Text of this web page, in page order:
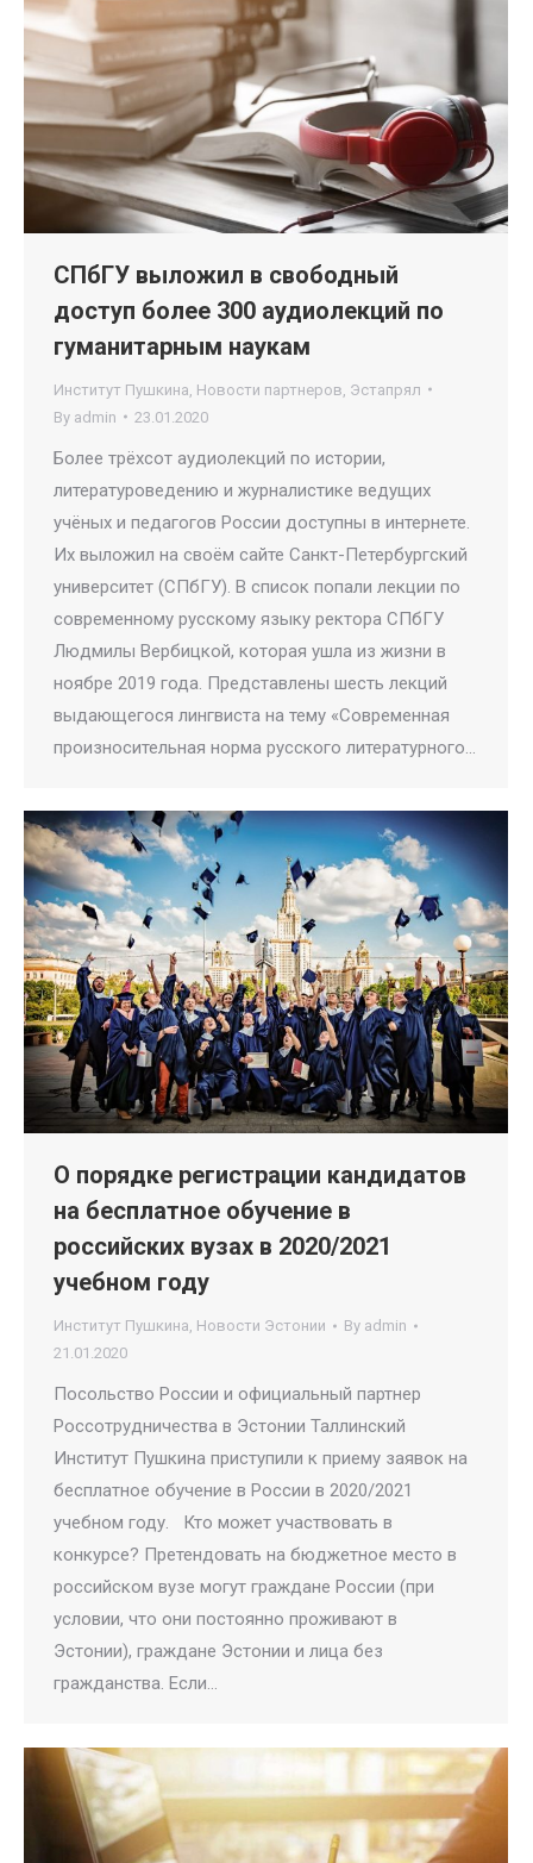
СПбГУ выложил в свободный
доступ более 300 аудиолекций по
гуманитарным наукам
Институт Пушкина Новости партнеров Эстапрял
By admin 23.01.2020
Более трёхсот аудиолекций по истории,
литературоведению и журналистике ведущих
учёных и педагогов России доступны в интернете.
Их выложил на своём сайте Санкт-Петербургский
университет (СПбГУ). В список попали лекции по
современному русскому языку ректора СПбГУ
Людмилы Вербицкой, которая ушла из жизни в
ноябре 2019 года. Представлены шесть лекций
выдающегося лингвиста на тему «Современная
произносительная норма русского литературного…
О порядке регистрации кандидатов
на бесплатное обучение в
российских вузах в 2020/2021
учебном году
Институт Пушкина, Новости Эстонии By admin
21.01.2020
Посольство России и официальный партнер
Россотрудничества в Эстонии Таллинский
Институт Пушкина приступили к приему заявок на
бесплатное обучение в России в 2020/2021
учебном году. Кто может участвовать в
конкурсе? Претендовать на бюджетное место в
российском вузе могут граждане России (при
условии, что они постоянно проживают в
Эстонии), граждане Эстонии и лица без
гражданства. Если…